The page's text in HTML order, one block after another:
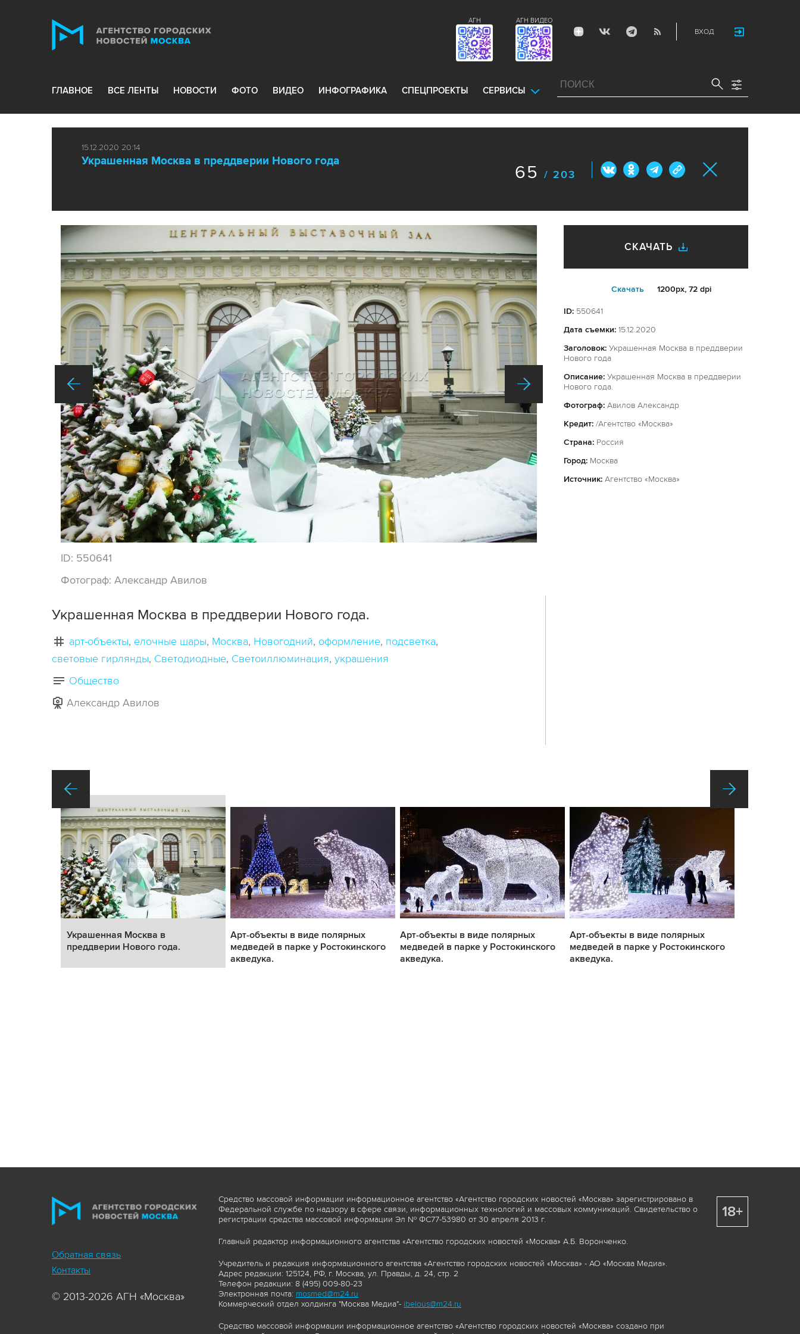
ВХОД
АГН ВИДЕО
АГН
ГЛАВНОЕ ВСЕ ЛЕНТЫ НОВОСТИ ФОТО ВИДЕО ИНФОГРАФИКА СПЕЦПРОЕКТЫ СЕРВИСЫ
15.12.2020 20:14
Украшенная Москва в преддверии Нового года
65 / 203
ID: 550641
Фотограф: Александр Авилов
СКАЧАТЬ
Cкачать 1200px, 72 dpi
ID: 550641
Дата съемки: 15.12.2020
Заголовок: Украшенная Москва в преддверии
Нового года
Описание: Украшенная Москва в преддверии
Нового года.
Фотограф: Авилов Александр
Кредит: /Агентство «Москва»
Страна: Россия
Город: Москва
Источник: Агентство «Москва»
Украшенная Москва в преддверии Нового года.
арт-объекты елочные шары Москва Новогодний оформление подсветка
световые гирлянды Светодиодные Светоиллюминация украшения
Общество
Александр Авилов
Украшенная Москва в
преддверии Нового года.
Арт-объекты в виде полярных
медведей в парке у Ростокинского
акведука.
Арт-объекты в виде полярных
медведей в парке у Ростокинского
акведука.
Арт-объекты в виде полярных
медведей в парке у Ростокинского
акведука.
Обратная связь
Контакты
© 2013-2026 АГН «Москва»
Средство массовой информации информационное агентство «Агентство городских новостей «Москва» зарегистрировано в
Федеральной службе по надзору в сфере связи, информационных технологий и массовых коммуникаций. Свидетельство о
регистрации средства массовой информации Эл № ФС77-53980 от 30 апреля 2013 г.
Главный редактор информационного агентства «Агентство городских новостей «Москва» А.Б. Воронченко.
Учредитель и редакция информационного агентства «Агентство городских новостей «Москва» - АО «Москва Медиа».
Адрес редакции: 125124, РФ, г. Москва, ул. Правды, д. 24, стр. 2
Телефон редакции: 8 (495) 009-80-23
Электронная почта: mosmed@m24.ru
Коммерческий отдел холдинга "Москва Медиа"- ibelous@m24.ru
Средство массовой информации информационное агентство «Агентство городских новостей «Москва» создано при
18+